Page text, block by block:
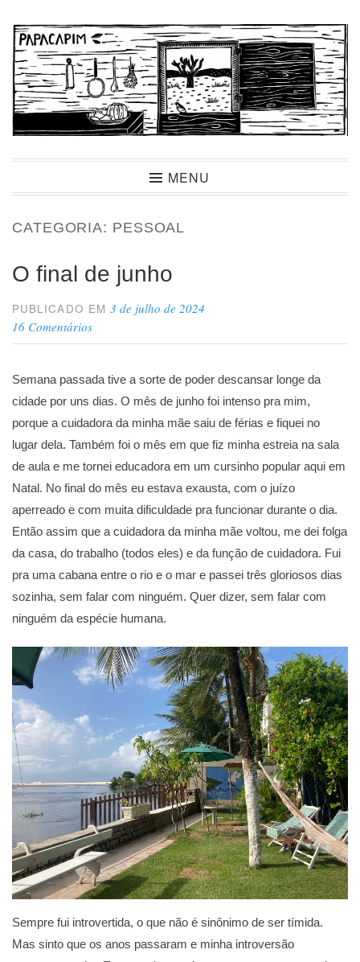
para
conteúdo
PapacapimMENU
CATEGORIA: PESSOAL
O final de junho
PUBLICADO EM3 de julho de 2024
16 Comentários
Semana passada tive a sorte de poder descansar longe da
cidade por uns dias. O mês de junho foi intenso pra mim,
porque a cuidadora da minha mãe saiu de férias e fiquei no
lugar dela. Também foi o mês em que fiz minha estreia na sala
de aula e me tornei educadora em um cursinho popular aqui em
Natal. No final do mês eu estava exausta, com o juízo
aperreado e com muita dificuldade pra funcionar durante o dia.
Então assim que a cuidadora da minha mãe voltou, me dei folga
da casa, do trabalho (todos eles) e da função de cuidadora. Fui
pra uma cabana entre o rio e o mar e passei três gloriosos dias
sozinha, sem falar com ninguém. Quer dizer, sem falar com
ninguém da espécie humana.
Sempre fui introvertida, o que não é sinônimo de ser tímida.
Mas sinto que os anos passaram e minha introversão